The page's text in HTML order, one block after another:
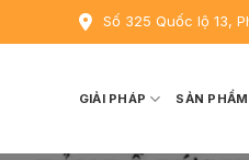
to
Số 325 Quốc lộ 13,
GIẢI PHÁP SẢN PHẨM